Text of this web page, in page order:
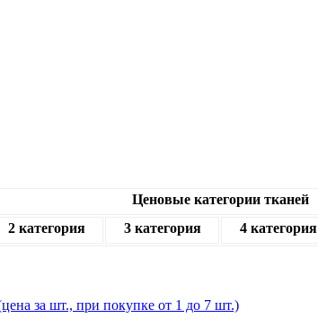
Ценовые категории тканей
2 категория 3 категория 4 категория
за шт., при покупке от 1 до 7 шт.)